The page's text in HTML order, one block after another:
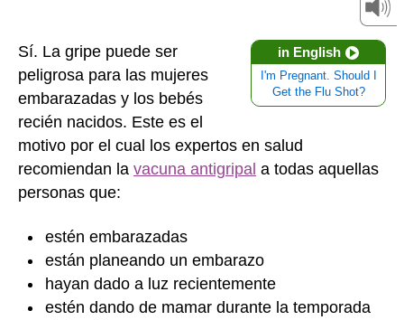
in English
I'm Pregnant. Should I
Get the Flu Shot?
Sí. La gripe puede ser
peligrosa para las mujeres
embarazadas y los bebés
recién nacidos. Este es el
motivo por el cual los expertos en salud
recomiendan la vacuna antigripal a todas aquellas
personas que:
estén embarazadas
están planeando un embarazo
hayan dado a luz recientemente
estén dando de mamar durante la temporada